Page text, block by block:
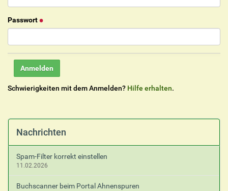
Passwort
Schwierigkeiten mit dem Anmelden? Hilfe erhalten.
Nachrichten
Spam-Filter korrekt einstellen
11.02.2026
Buchscanner beim Portal Ahnenspuren